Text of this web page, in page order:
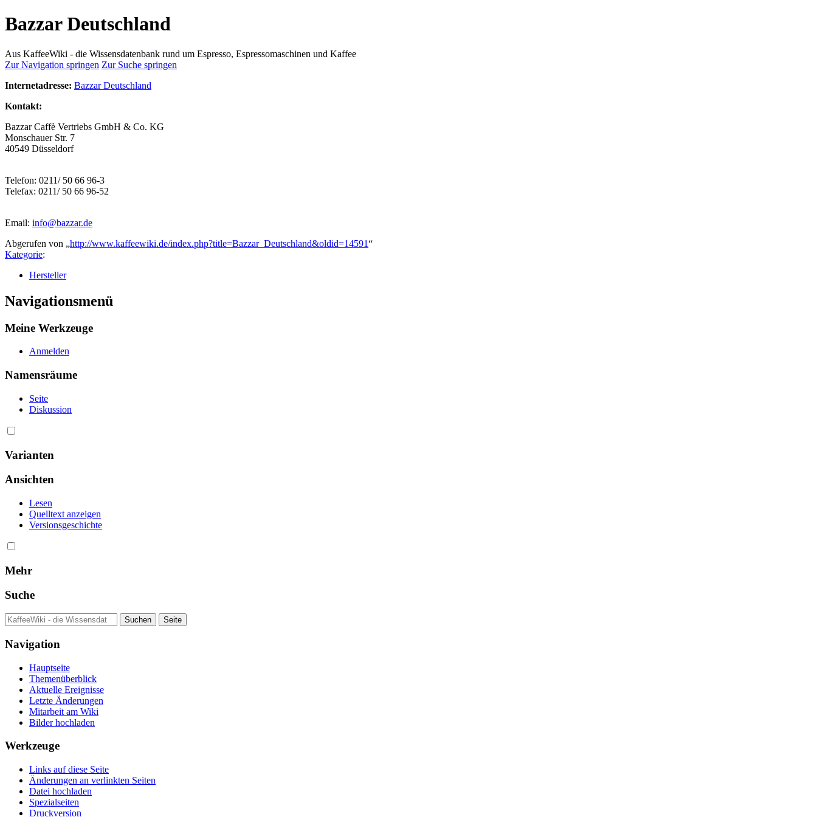
Bazzar Deutschland
Aus KaffeeWiki - die Wissensdatenbank rund um Espresso, Espressomaschinen und Kaffee
Zur Navigation springen Zur Suche springen
Internetadresse: Bazzar Deutschland
Kontakt:
Bazzar Caffè Vertriebs GmbH & Co. KG
Monschauer Str. 7
40549 Düsseldorf
Telefon: 0211/ 50 66 96-3
Telefax: 0211/ 50 66 96-52
Email: info@bazzar.de
Abgerufen von „http://www.kaffeewiki.de/index.php?title=Bazzar_Deutschland&oldid=14591“
Kategorie:
Hersteller
Navigationsmenü
Meine Werkzeuge
Anmelden
Namensräume
Seite
Diskussion
Varianten
Ansichten
Lesen
Quelltext anzeigen
Versionsgeschichte
Mehr
Suche
Navigation
Hauptseite
Themenüberblick
Aktuelle Ereignisse
Letzte Änderungen
Mitarbeit am Wiki
Bilder hochladen
Werkzeuge
Links auf diese Seite
Änderungen an verlinkten Seiten
Datei hochladen
Spezialseiten
Druckversion